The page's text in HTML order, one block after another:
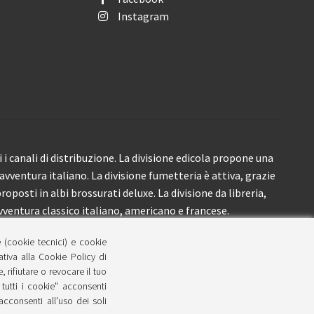
Instagram
di distribuzione. La divisione edicola propone una
italiano. La divisione fumetteria è attiva, grazie
in albi brossurati deluxe. La divisione da libreria,
classico italiano, americano e francese.
(cookie tecnici) e cookie
alla Cookie Policy di
rifiutare o revocare il tuo
i cookie" acconsenti
all'uso dei soli